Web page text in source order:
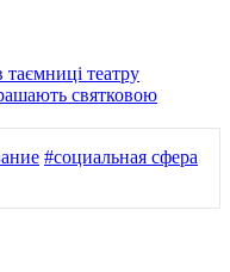
театру
святковою
#социальная сфера